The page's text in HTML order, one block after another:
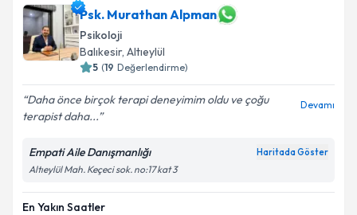
bilgilendireceğiz.
E-posta Adresiniz
Kişisel verilerimin işlenmesine ilişkin
kapsamda işlenmesini kabul ediyorum.
Takvim Talebini Gönder
Psk. Murathan Alpman
Psikoloji
Balıkesir, Altıeylül
5 (19 Değerlendirme)
Daha önce birçok terapi deneyimim oldu ve çoğu
terapist daha...
Devamı
Empati Aile Danışmanlığı Haritada Göster
Altıeylül Mah. Keçeci sok. no:17 kat 3
En Yakın Saatler